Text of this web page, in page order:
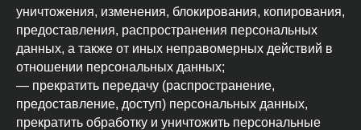
уничтожения, изменения, блокирования, копирования,
предоставления, распространения персональных
данных, а также от иных неправомерных действий в
отношении персональных данных;
— прекратить передачу (распространение,
предоставление, доступ) персональных данных,
прекратить обработку и уничтожить персональные